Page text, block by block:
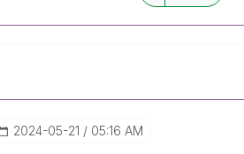
‎2024-05-21 05:16 AM